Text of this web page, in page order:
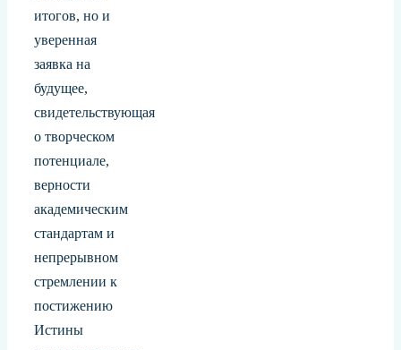
итогов, но и
уверенная
заявка на
будущее,
свидетельствующая
о творческом
потенциале,
верности
академическим
стандартам и
непрерывном
стремлении к
постижению
Истины